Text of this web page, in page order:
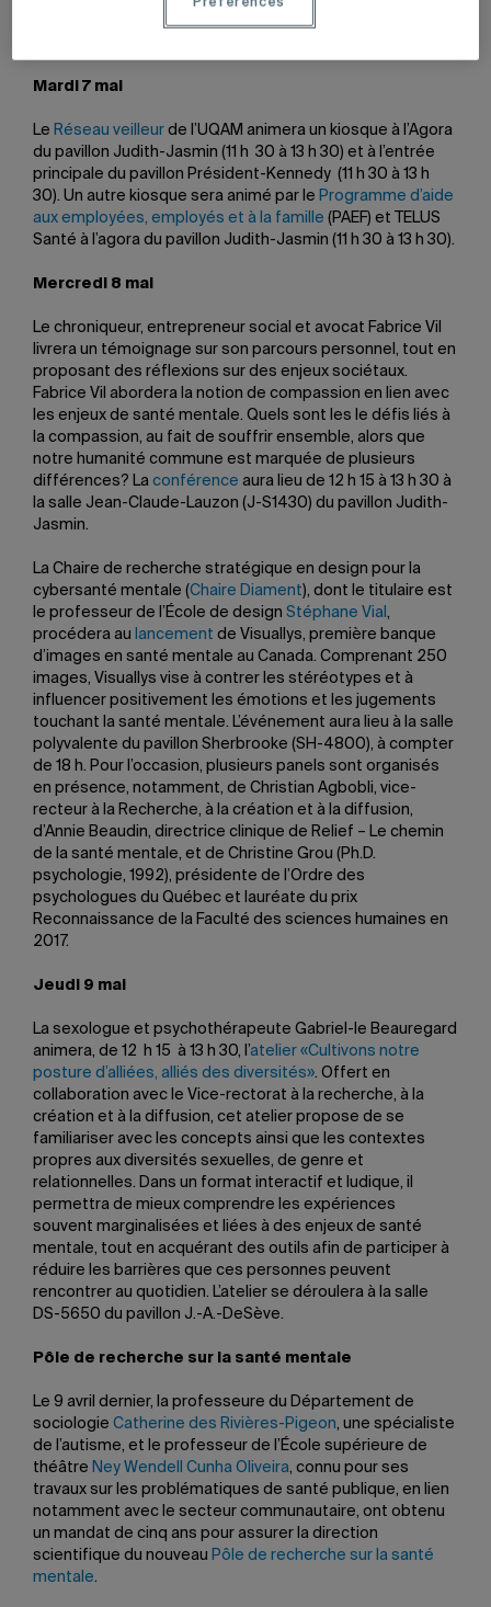
et de porter attention à celle des personnes de son
Mardi 7 mai
Le Réseau veilleur de l’UQAM animera un kiosque à l’Agora
du pavillon Judith-Jasmin (11 h 30 à 13 h 30) et à l’entrée
principale du pavillon Président-Kennedy (11 h 30 à 13 h
30). Un autre kiosque sera animé par le Programme d’aide
aux employées, employés et à la famille (PAEF) et TELUS
Santé à l’agora du pavillon Judith-Jasmin (11 h 30 à 13 h 30).
Mercredi 8 mai
Le chroniqueur, entrepreneur social et avocat Fabrice Vil
livrera un témoignage sur son parcours personnel, tout en
proposant des réflexions sur des enjeux sociétaux.
Fabrice Vil abordera la notion de compassion en lien avec
les enjeux de santé mentale. Quels sont les le défis liés à
la compassion, au fait de souffrir ensemble, alors que
notre humanité commune est marquée de plusieurs
différences? La conférence aura lieu de 12 h 15 à 13 h 30 à
la salle Jean-Claude-Lauzon (J-S1430) du pavillon Judith-
Jasmin.
La Chaire de recherche stratégique en design pour la
cybersanté mentale (Chaire Diament), dont le titulaire est
le professeur de l’École de design Stéphane Vial ,
procédera au lancement de Visuallys, première banque
d’images en santé mentale au Canada. Comprenant 250
images, Visuallys vise à contrer les stéréotypes et à
influencer positivement les émotions et les jugements
touchant la santé mentale. L’événement aura lieu à la salle
polyvalente du pavillon Sherbrooke (SH-4800), à compter
de 18 h. Pour l’occasion, plusieurs panels sont organisés
en présence, notamment, de Christian Agbobli, vice-
recteur à la Recherche, à la création et à la diffusion,
d’Annie Beaudin, directrice clinique de Relief – Le chemin
de la santé mentale, et de Christine Grou (Ph.D.
psychologie, 1992), présidente de l’Ordre des
psychologues du Québec et lauréate du prix
Reconnaissance de la Faculté des sciences humaines en
2017.
Jeudi 9 mai
La sexologue et psychothérapeute Gabriel-le Beauregard
animera, de 12 h 15 à 13 h 30, l’atelier «Cultivons notre
posture d’alliées, alliés des diversités». Offert en
collaboration avec le Vice-rectorat à la recherche, à la
création et à la diffusion, cet atelier propose de se
familiariser avec les concepts ainsi que les contextes
propres aux diversités sexuelles, de genre et
relationnelles. Dans un format interactif et ludique, il
permettra de mieux comprendre les expériences
souvent marginalisées et liées à des enjeux de santé
mentale, tout en acquérant des outils afin de participer à
réduire les barrières que ces personnes peuvent
rencontrer au quotidien. L’atelier se déroulera à la salle
DS-5650 du pavillon J.-A.-DeSève.
Pôle de recherche sur la santé mentale
Le 9 avril dernier, la professeure du Département de
sociologie Catherine des Rivières-Pigeon, une spécialiste
de l’autisme, et le professeur de l’École supérieure de
théâtre Ney Wendell Cunha Oliveira, connu pour ses
travaux sur les problématiques de santé publique, en lien
notamment avec le secteur communautaire, ont obtenu
un mandat de cinq ans pour assurer la direction
scientifique du nouveau Pôle de recherche sur la santé
mentale.